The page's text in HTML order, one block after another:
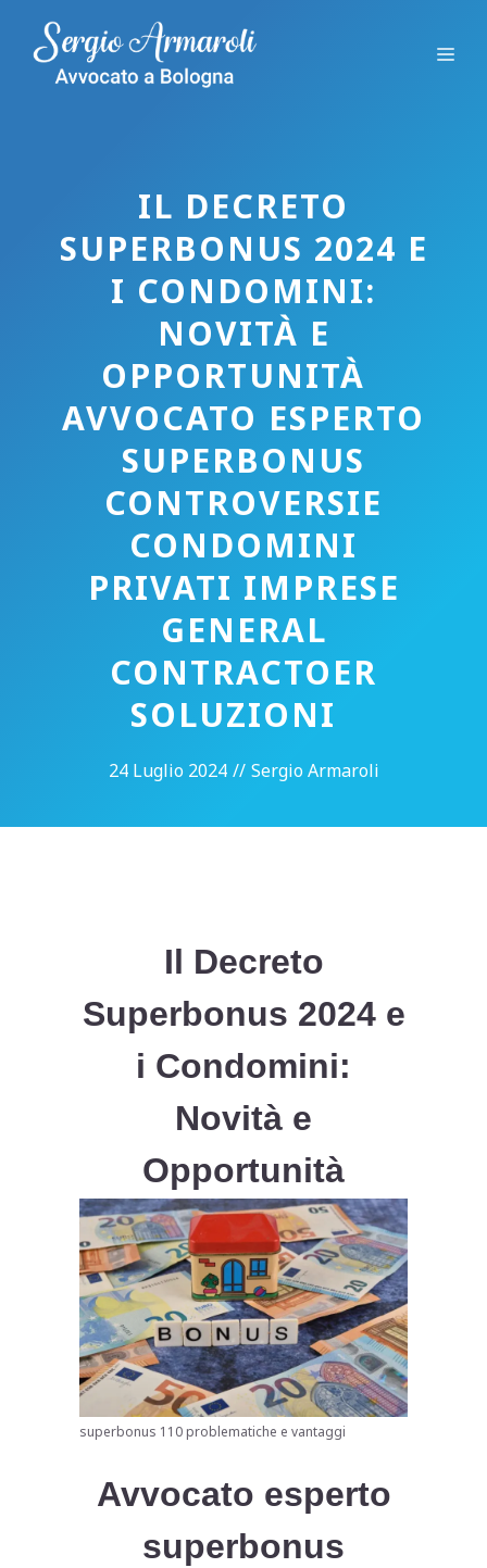
contenuto
IL DECRETO
SUPERBONUS 2024 E
I CONDOMINI:
NOVITÀ E
OPPORTUNITÀ
AVVOCATO ESPERTO
SUPERBONUS
CONTROVERSIE
CONDOMINI
PRIVATI IMPRESE
GENERAL
CONTRACTOER
SOLUZIONI
24 Luglio 2024 // Sergio Armaroli
Il Decreto
Superbonus 2024 e
i Condomini:
Novità e
Opportunità
superbonus 110 problematiche e vantaggi
Avvocato esperto
superbonus